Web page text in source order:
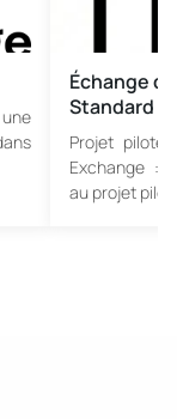
Échange
Standard
Projet pilote
Exchange :
au projet